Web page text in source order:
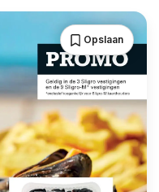
Opslaan